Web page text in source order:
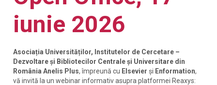
iunie 2026
Asociația Universităților, Institutelor de Cercetare –
Dezvoltare și Bibliotecilor Centrale și Universitare din
România Anelis Plus, împreună cu Elsevier și Enformation,
vă invită la un webinar informativ asupra platformei Reaxys: